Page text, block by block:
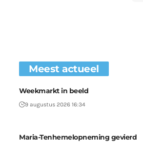
Meest actueel
Weekmarkt in beeld
9 augustus 2026 16:34
Maria-Tenhemelopneming gevierd